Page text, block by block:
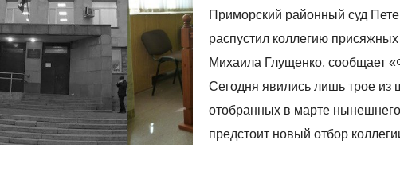
присяжных
Приморский районный суд
распустил коллегию
Михаила Глущенко, сообщает
Сегодня явились лишь трое из
отобранных в марте
предстоит новый отбор